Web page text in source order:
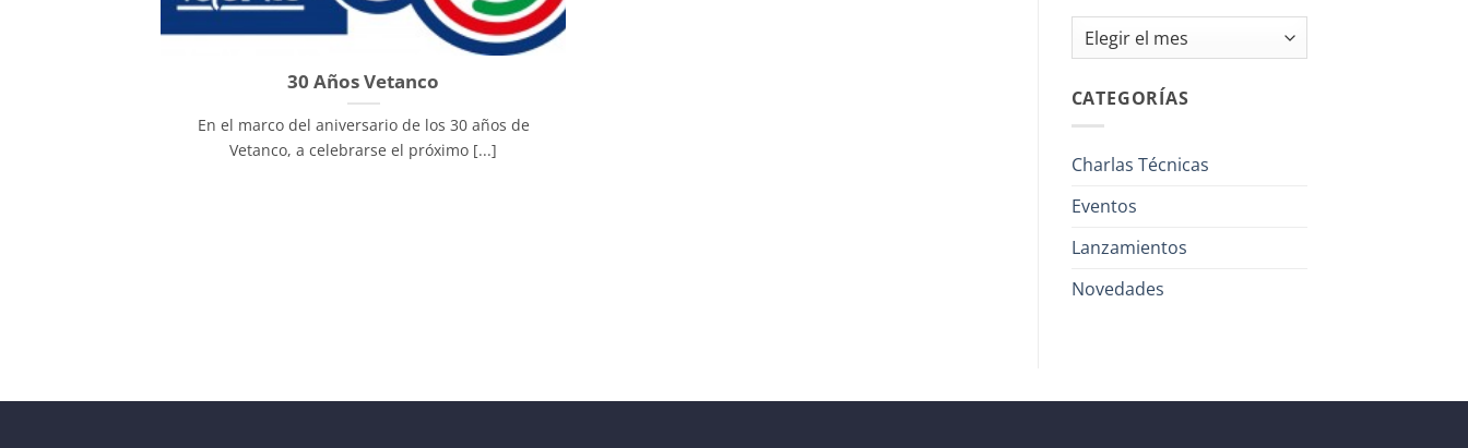
30 Años Vetanco
En el marco del aniversario de los 30 años de
Vetanco, a celebrarse el próximo [...]
Archivos
CATEGORÍAS
Charlas Técnicas
Eventos
Lanzamientos
Novedades